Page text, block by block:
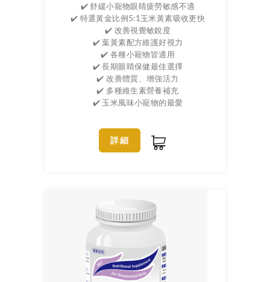
✔️ 舒緩小寵物眼睛疲勞敏感不適
✔️ 特選黃金比例5:1玉米黃素吸收更快
✔️ 改善視覺敏銳度
✔️ 葉黃素配方維護好視力
✔️ 各種小寵物皆適用
✔️ 長期眼睛保健最佳選擇
✔️ 改善體質、增強活力
✔️ 多種維生素營養補充
✔️ 玉米風味小寵物的最愛
詳細